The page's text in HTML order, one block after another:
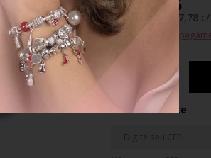
até de R$ 17,78
Formas de
Calcule o Frete